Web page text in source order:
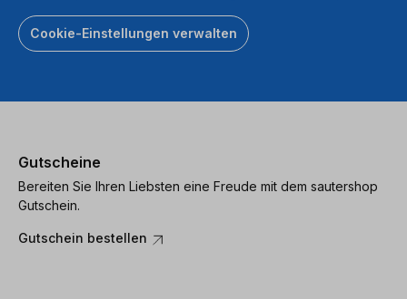
Cookie-Einstellungen verwalten
Gutscheine
Bereiten Sie Ihren Liebsten eine Freude mit dem sautershop
Gutschein.
Gutschein bestellen